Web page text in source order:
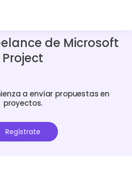
de Microsoft
Project
a enviar propuestas en
proyectos.
Regístrate